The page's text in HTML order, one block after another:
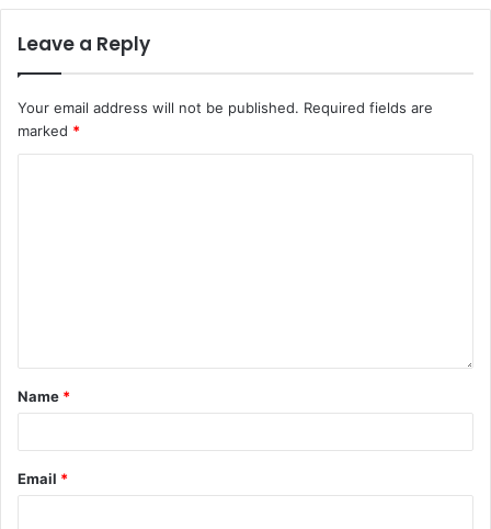
Leave a Reply
Your email address will not be published. Required fields are
marked *
Name *
Email *